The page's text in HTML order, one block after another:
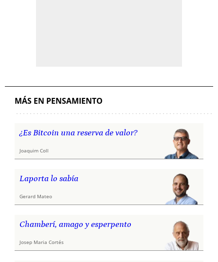
MÁS EN PENSAMIENTO
¿Es Bitcoin una reserva de valor?
Joaquim Coll
Laporta lo sabía
Gerard Mateo
Chamberí, amago y esperpento
Josep Maria Cortés